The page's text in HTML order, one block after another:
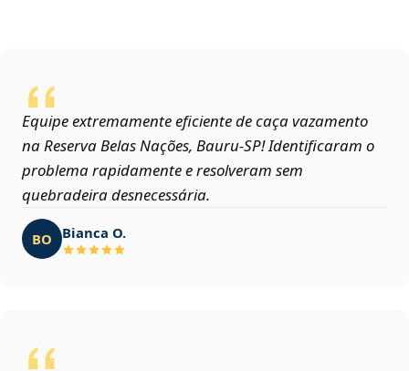
Equipe extremamente eficiente de caça vazamento
na Reserva Belas Nações, Bauru‑SP! Identificaram o
problema rapidamente e resolveram sem
quebradeira desnecessária.
BO Bianca O.